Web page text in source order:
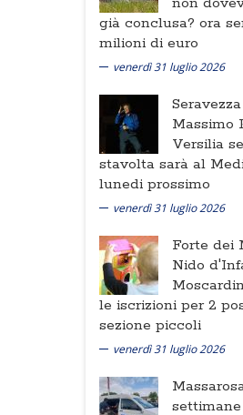
già conclusa? ora
milioni di euro
venerdì 31 luglio 2026
Massimo
Versilia
stavolta sarà al
lunedi prossimo
venerdì 31 luglio 2026
Forte dei
Nido
le iscrizioni per 2
sezione piccoli
venerdì 31 luglio 2026